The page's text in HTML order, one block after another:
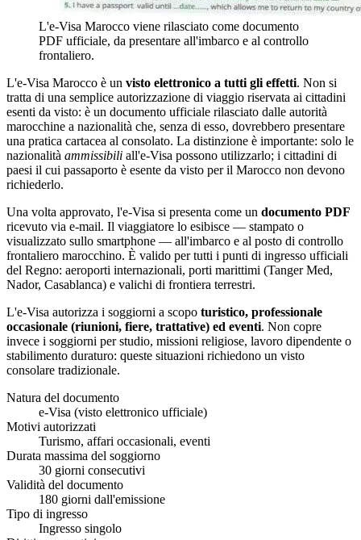
L'e-Visa Marocco viene rilasciato come documento
PDF ufficiale, da presentare all'imbarco e al controllo
frontaliero.
L'e-Visa Marocco è un visto elettronico a tutti gli effetti. Non si
tratta di una semplice autorizzazione di viaggio riservata ai cittadini
esenti da visto: è un documento ufficiale rilasciato dalle autorità
marocchine a nazionalità che, senza di esso, dovrebbero presentare
una pratica cartacea al consolato. La distinzione è importante: solo le
nazionalità ammissibili all'e-Visa possono utilizzarlo; i cittadini di
paesi il cui passaporto è esente da visto per il Marocco non devono
richiederlo.
Una volta approvato, l'e-Visa si presenta come un documento PDF
ricevuto via e-mail. Il viaggiatore lo esibisce — stampato o
visualizzato sullo smartphone — all'imbarco e al posto di controllo
frontaliero marocchino. È valido per tutti i punti di ingresso ufficiali
del Regno: aeroporti internazionali, porti marittimi (Tanger Med,
Nador, Casablanca) e valichi di frontiera terrestri.
L'e-Visa autorizza i soggiorni a scopo turistico, professionale
occasionale (riunioni, fiere, trattative) ed eventi. Non copre
invece i soggiorni per studio, missioni religiose, lavoro dipendente o
stabilimento duraturo: queste situazioni richiedono un visto
consolare tradizionale.
Natura del documento
e-Visa (visto elettronico ufficiale)
Motivi autorizzati
Turismo, affari occasionali, eventi
Durata massima del soggiorno
30 giorni consecutivi
Validità del documento
180 giorni dall'emissione
Tipo di ingresso
Ingresso singolo